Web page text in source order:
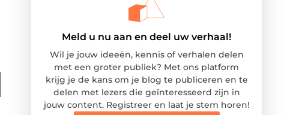
Meld u nu aan en deel uw verhaal!
Wil je jouw ideeën, kennis of verhalen delen
met een groter publiek? Met ons platform
krijg je de kans om je blog te publiceren en te
delen met lezers die geïnteresseerd zijn in
jouw content. Registreer en laat je stem horen!